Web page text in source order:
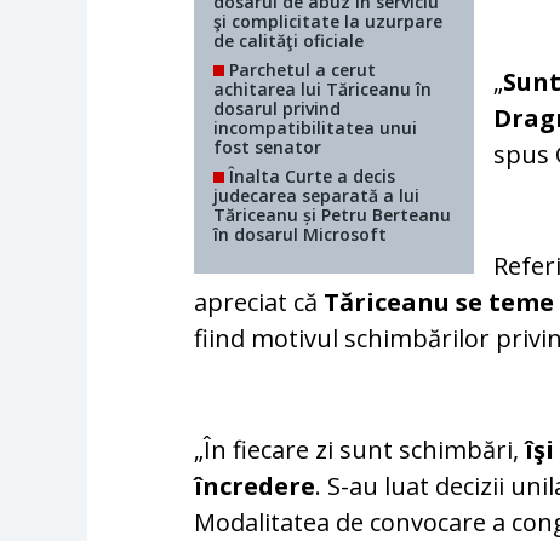
şi complicitate la uzurpare
de calităţi oficiale
Parchetul a cerut
achitarea lui Tăriceanu în
dosarul privind
incompatibilitatea unui
fost senator
Înalta Curte a decis
judecarea separată a lui
Tăriceanu și Petru Berteanu
în dosarul Microsoft
„
spus
apreciat că Tăriceanu se
fiind motivul schimbărilor
„În fiecare zi sunt schimbări,îşi
încredere. S-au luat decizii
Modalitatea de convocare a